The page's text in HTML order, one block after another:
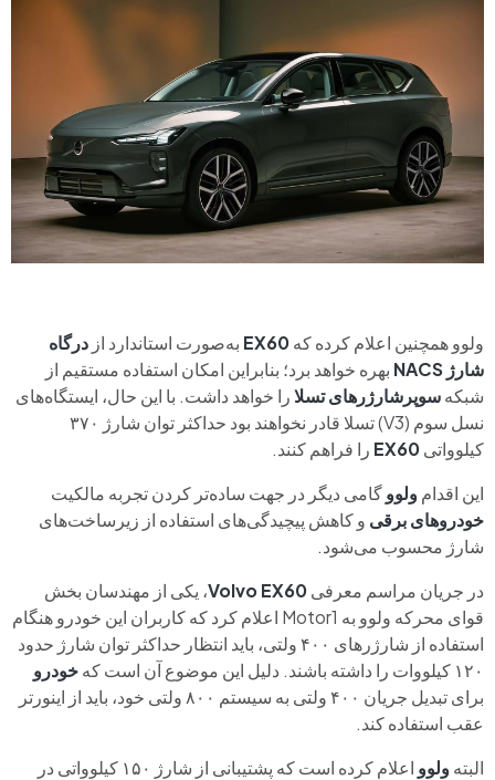
ولوو همچنین اعلام کرده کهEX60 به‌صورت استاندارد از درگاه
شارژ NACS
بهره خواهد برد؛ بنابراین امکان استفاده مستقیم از
شبکهسوپرشارژرهای تسلارا خواهد داشت. با این حال، ایستگاه‌های
نسل سوم (V3) تسلا قادر نخواهند بود حداکثر توان شارژ ۳۷۰
کیلوواتیEX60 را فراهم کنند.
این اقدامولووگامی دیگر در جهت ساده‌تر کردن تجربه مالکیت
خودروهای برقی و کاهش پیچیدگی‌های استفاده از زیرساخت‌های
شارژ محسوب می‌شود.
در جریان مراسم معرفیVolvo EX60، یکی از مهندسان بخش
قوای محرکه ولوو به Motor1 اعلام کرد که کاربران این خودرو هنگام
استفاده از شارژرهای ۴۰۰ ولتی، باید انتظار حداکثر توان شارژ حدود
۱۲۰ کیلووات را داشته باشند. دلیل این موضوع آن است که
خودرو
برای تبدیل جریان ۴۰۰ ولتی به سیستم ۸۰۰ ولتی خود، باید از اینورتر
عقب استفاده کند.
البتهولوو
اعلام کرده است که پشتیبانی از شارژ ۱۵۰ کیلوواتی در